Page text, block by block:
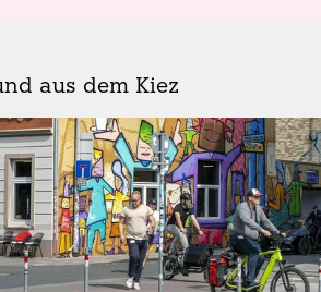
aus dem Kiez